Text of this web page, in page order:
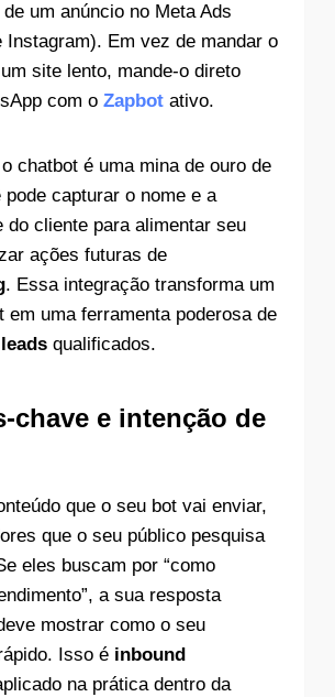
um anúncio no Meta Ads
Instagram). Em vez de mandar o
site lento, mande-o direto
com o Zapbot ativo.
chatbot é uma mina de ouro de
pode capturar o nome e a
do cliente para alimentar seu
ações futuras de
. Essa integração transforma um
em uma ferramenta poderosa de
qualificados.
chave e intenção de
que o seu bot vai enviar,
que o seu público pesquisa
eles buscam por “como
a sua resposta
mostrar como o seu
Isso é inbound
na prática dentro da